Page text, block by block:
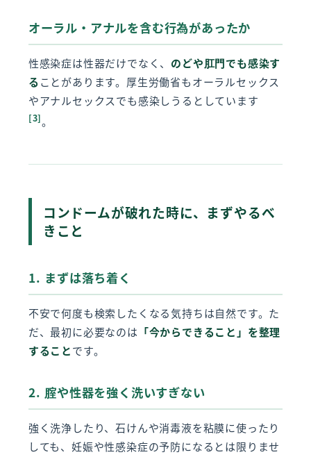
オーラル・アナルを含む行為があったか
性感染症は性器だけでなく、 のどや肛門でも感染す
る ことがあります。厚生労働省もオーラルセックス
やアナルセックスでも感染しうるとしています
[3]。
コンドームが破れた時に、まずやるべ
きこと
1. まずは落ち着く
不安で何度も検索したくなる気持ちは自然です。た
だ、最初に必要なのは 「今からできること」を整理
することです。
2. 腟や性器を強く洗いすぎない
強く洗浄したり、石けんや消毒液を粘膜に使ったり
しても、妊娠や性感染症の予防になるとは限りませ